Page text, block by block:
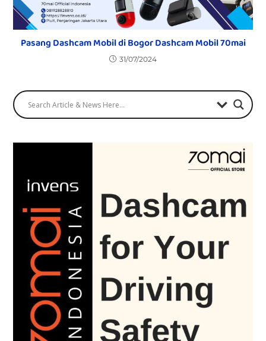
Pasang Dashcam Mobil di Bogor Dashcam Mobil 70mai
31/07/2024